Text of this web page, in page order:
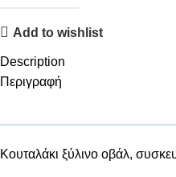
Add to wishlist
Description
Περιγραφή
Κουταλάκι ξύλινο οβάλ,